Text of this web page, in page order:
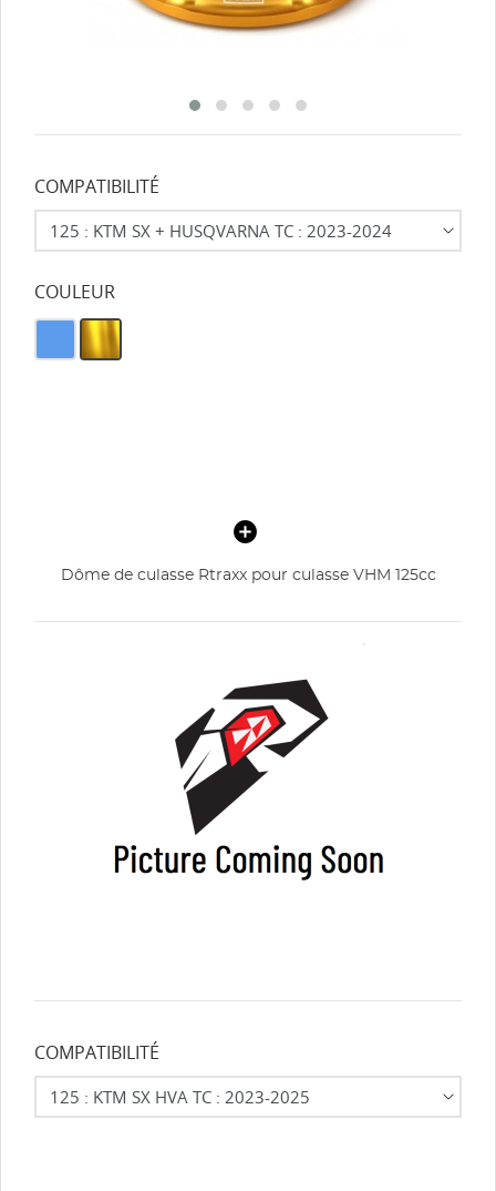
COMPATIBILITÉ
COULEUR
Dôme de culasse Rtraxx pour culasse VHM 125cc
COMPATIBILITÉ